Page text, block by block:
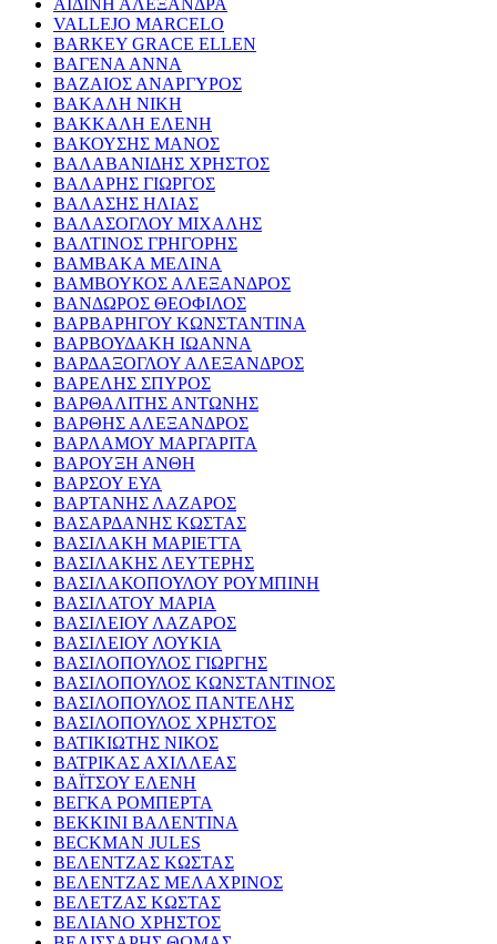
ΑΪΔΙΝΗ ΑΛΕΞΑΝΔΡΑ
VALLEJO MARCELO
BARKEY GRACE ELLEN
ΒΑΓΕΝΑ ΑΝΝΑ
ΒΑΖΑΙΟΣ ΑΝΑΡΓΥΡΟΣ
ΒΑΚΑΛΗ ΝΙΚΗ
ΒΑΚΚΑΛΗ ΕΛΕΝΗ
ΒΑΚΟΥΣΗΣ ΜΑΝΟΣ
ΒΑΛΑΒΑΝΙΔΗΣ ΧΡΗΣΤΟΣ
ΒΑΛΑΡΗΣ ΓΙΩΡΓΟΣ
ΒΑΛΑΣΗΣ ΗΛΙΑΣ
ΒΑΛΑΣΟΓΛΟΥ ΜΙΧΑΛΗΣ
ΒΑΛΤΙΝΟΣ ΓΡΗΓΟΡΗΣ
ΒΑΜΒΑΚΑ ΜΕΛΙΝΑ
ΒΑΜΒΟΥΚΟΣ ΑΛΕΞΑΝΔΡΟΣ
ΒΑΝΔΩΡΟΣ ΘΕΟΦΙΛΟΣ
ΒΑΡΒΑΡΗΓΟΥ ΚΩΝΣΤΑΝΤΙΝΑ
ΒΑΡΒΟΥΔΑΚΗ ΙΩΑΝΝΑ
ΒΑΡΔΑΞΟΓΛΟΥ ΑΛΕΞΑΝΔΡΟΣ
ΒΑΡΕΛΗΣ ΣΠΥΡΟΣ
ΒΑΡΘΑΛΙΤΗΣ ΑΝΤΩΝΗΣ
ΒΑΡΘΗΣ ΑΛΕΞΑΝΔΡΟΣ
ΒΑΡΛΑΜΟΥ ΜΑΡΓΑΡΙΤΑ
ΒΑΡΟΥΞΗ ΑΝΘΗ
ΒΑΡΣΟΥ ΕΥΑ
ΒΑΡΤΑΝΗΣ ΛΑΖΑΡΟΣ
ΒΑΣΑΡΔΑΝΗΣ ΚΩΣΤΑΣ
ΒΑΣΙΛΑΚΗ ΜΑΡΙΕΤΤΑ
ΒΑΣΙΛΑΚΗΣ ΛΕΥΤΕΡΗΣ
ΒΑΣΙΛΑΚΟΠΟΥΛΟΥ ΡΟΥΜΠΙΝΗ
ΒΑΣΙΛΑΤΟΥ ΜΑΡΙΑ
ΒΑΣΙΛΕΙΟΥ ΛΑΖΑΡΟΣ
ΒΑΣΙΛΕΙΟΥ ΛΟΥΚΙΑ
ΒΑΣΙΛΟΠΟΥΛΟΣ ΓΙΩΡΓΗΣ
ΒΑΣΙΛΟΠΟΥΛΟΣ ΚΩΝΣΤΑΝΤΙΝΟΣ
ΒΑΣΙΛΟΠΟΥΛΟΣ ΠΑΝΤΕΛΗΣ
ΒΑΣΙΛΟΠΟΥΛΟΣ ΧΡΗΣΤΟΣ
ΒΑΤΙΚΙΩΤΗΣ ΝΙΚΟΣ
ΒΑΤΡΙΚΑΣ ΑΧΙΛΛΕΑΣ
ΒΑΪΤΣΟΥ ΕΛΕΝΗ
ΒΕΓΚΑ ΡΟΜΠΕΡΤΑ
ΒΕΚΚΙΝΙ ΒΑΛΕΝΤΙΝΑ
BECKMAN JULES
ΒΕΛΕΝΤΖΑΣ ΚΩΣΤΑΣ
ΒΕΛΕΝΤΖΑΣ ΜΕΛΑΧΡΙΝΟΣ
ΒΕΛΕΤΖΑΣ ΚΩΣΤΑΣ
ΒΕΛΙΑΝΟ ΧΡΗΣΤΟΣ